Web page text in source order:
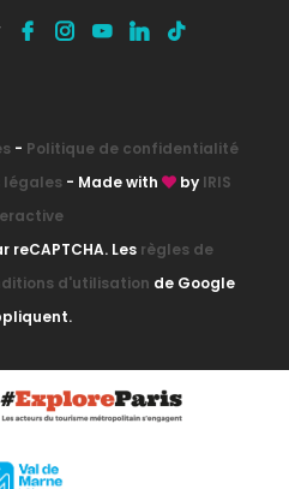
- Politique de confidentialité
légales- Made with by IRIS
Les règles de
d'utilisation de Google